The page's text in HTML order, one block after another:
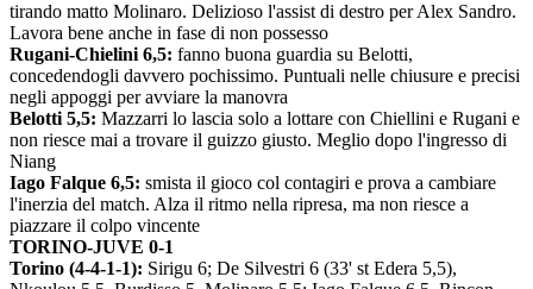
tirando matto Molinaro. Delizioso l'assist di destro per Alex Sandro.
Lavora bene anche in fase di non possesso
Rugani-Chielini 6,5: fanno buona guardia su Belotti,
concedendogli davvero pochissimo. Puntuali nelle chiusure e precisi
negli appoggi per avviare la manovra
Belotti 5,5: Mazzarri lo lascia solo a lottare con Chiellini e Rugani e
non riesce mai a trovare il guizzo giusto. Meglio dopo l'ingresso di
Niang
Iago Falque 6,5: smista il gioco col contagiri e prova a cambiare
l'inerzia del match. Alza il ritmo nella ripresa, ma non riesce a
piazzare il colpo vincente
TORINO-JUVE 0-1
Torino (4-4-1-1): Sirigu 6; De Silvestri 6 (33' st Edera 5,5),